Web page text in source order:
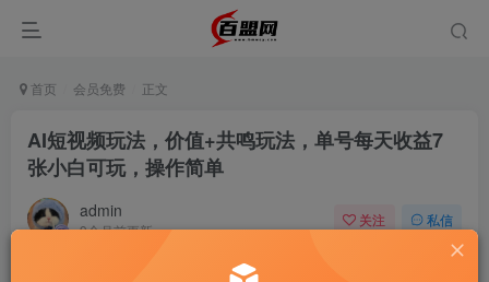
首页 会员免费 正文
AI短视频玩法，价值+共鸣玩法，单号每天收益7
张小白可玩，操作简单
admin
9个月前更新
关注 私信